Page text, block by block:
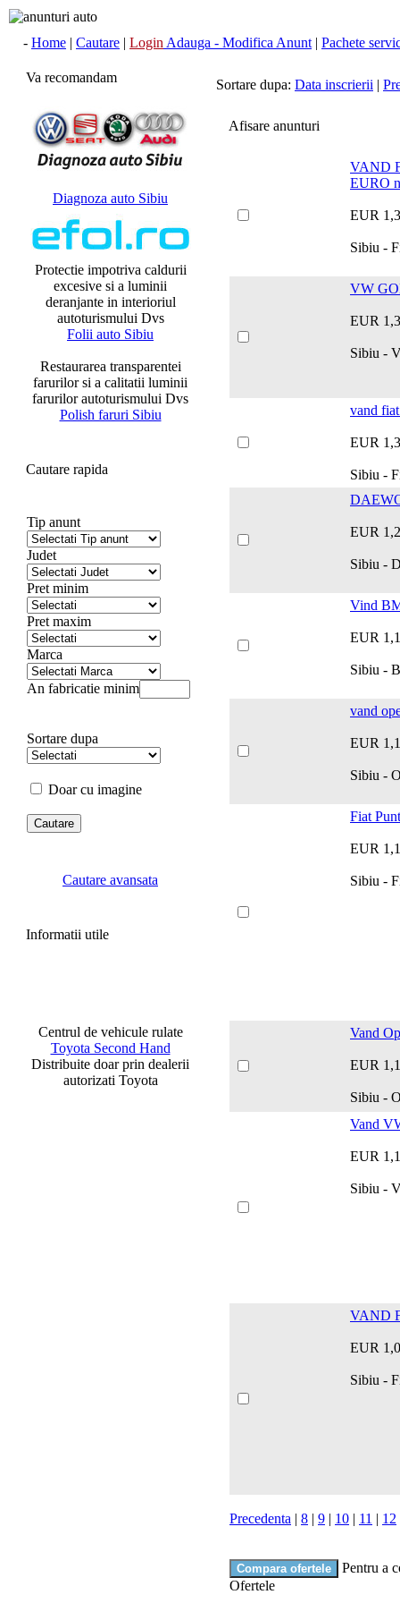
- Home | Cautare | Login Adauga - Modifica Anunt | Pachete
Va recomandam
Diagnoza auto Sibiu
Protectie impotriva caldurii
excesive si a luminii
deranjante in interioriul
autoturismului Dvs
Folii auto Sibiu
Restaurarea transparentei
farurilor si a calitatii luminii
farurilor autoturismului Dvs
Polish faruri Sibiu
Cautare rapida
Tip anunt
Judet
Pret minim
Pret maxim
Marca
An fabricatie minim
Sortare dupa
Doar cu imagine
Cautare avansata
Informatii utile
Centrul de vehicule rulate
Toyota Second Hand
Distribuite doar prin dealerii
autorizati Toyota
Sortare dupa: Data inscrierii |
Afisare anunturi
VAND
EURO
EUR
Sibiu -
VW
EUR
Sibiu -
vand
EUR
Sibiu -
EUR
Sibiu -
Vind
EUR
Sibiu -
vand
EUR
Sibiu -
Fiat
EUR
Sibiu -
Vand
EUR
Sibiu -
Vand
EUR
Sibiu -
VAND
EUR
Sibiu -
Precedenta | 8 | 9 | 10 | 11 | 12
Pentru a
Ofertele